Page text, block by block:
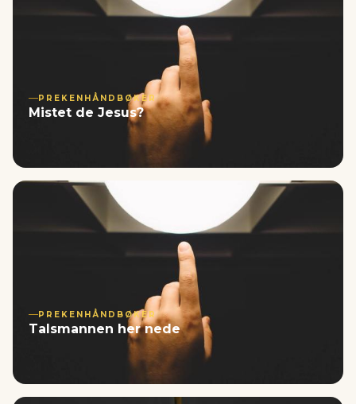
PREKENHÅNDBØKER
Mistet de Jesus?
PREKENHÅNDBØKER
Talsmannen her nede